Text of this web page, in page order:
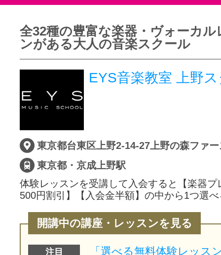
グッドスク
掲載のお問
全32種の豊富な楽器・ヴォーカル
ンがある大人の音楽スクール
EYS音楽教室 上野
東京都台東区上野2-14-27上野の森ファ
東京都・京成上野駅
体験レッスンを受講して入会すると【楽器プ
500円割引】【入会金半額】の中から1つ選
開講中の講座・レッスンを見る
注目